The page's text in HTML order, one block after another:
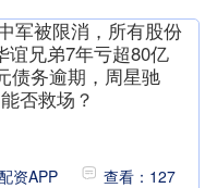
军被限消，所有股份
谊兄弟7年亏超80亿
债务逾期，周星驰
否救场？
资APP 查看：127